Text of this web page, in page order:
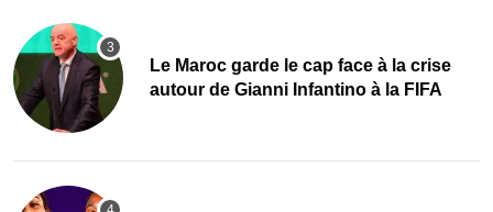
Le Maroc garde le cap face à la crise
autour de Gianni Infantino à la FIFA